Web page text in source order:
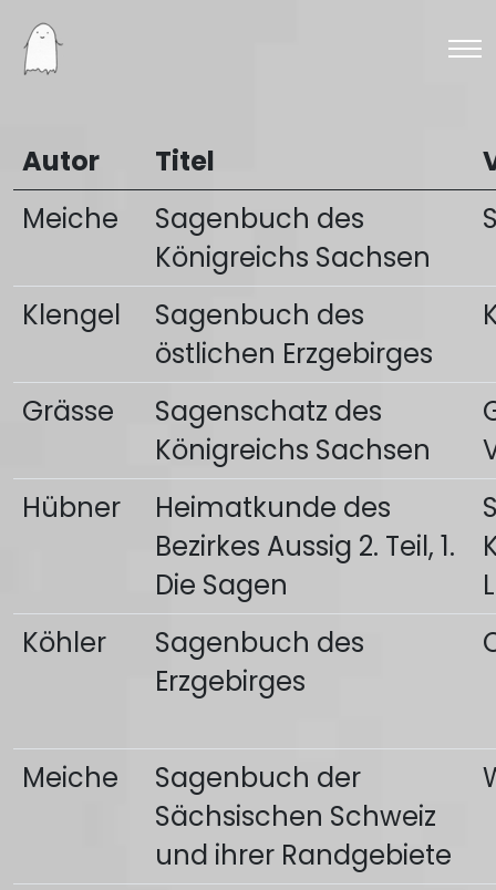
Autor Titel
Meiche
Sagenbuch des
Königreichs Sachsen
Klengel
Sagenbuch des
östlichen Erzgebirges
Grässe
Sagenschatz des
Königreichs Sachsen
Hübner
Heimatkunde des
Bezirkes Aussig 2. Teil, 1.
Die Sagen
Köhler
Sagenbuch des
Erzgebirges
Meiche
Sagenbuch der
Sächsischen Schweiz
und ihrer Randgebiete